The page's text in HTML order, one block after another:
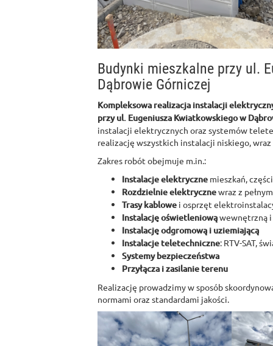
Budynki mieszkalne przy ul.
Dąbrowie Górniczej
Kompleksowa realizacja instalacji
przy ul. Eugeniusza Kwiatkowskiego w
instalacji elektrycznych oraz systemów
realizację wszystkich instalacji niskiego,
Zakres robót obejmuje m.in.:
Instalacje elektryczne mieszkań,
Rozdzielnie elektrycznewraz z
Trasy kablowe i osprzęt
Instalację oświetleniowąwewnętrzną
Instalację odgromową i uziemiającą
Instalacje teletechniczne: RTV-SAT,
Systemy bezpieczeństwa
Przyłącza i zasilanie terenu
Realizację prowadzimy w sposób
normami oraz standardami jakości.